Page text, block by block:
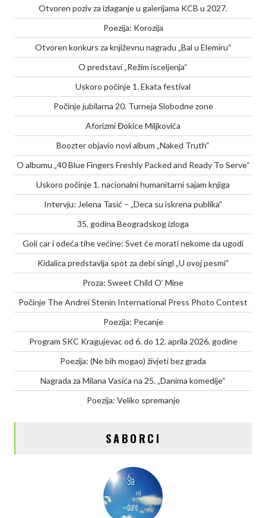
Otvoren poziv za izlaganje u galerijama KCB u 2027.
Poezija: Korozija
Otvoren konkurs za književnu nagradu „Bal u Elemiru“
O predstavi „Režim isceljenja“
Uskoro počinje 1. Ekata festival
Počinje jubilarna 20. Turneja Slobodne zone
Aforizmi Đokice Miljkovića
Boozter objavio novi album „Naked Truth“
O albumu „40 Blue Fingers Freshly Packed and Ready To Serve“
Uskoro počinje 1. nacionalni humanitarni sajam knjiga
Intervju: Jelena Tasić – „Deca su iskrena publika“
35. godina Beogradskog izloga
Goli car i odeća tihe većine: Svet će morati nekome da ugodi
Kidalica predstavlja spot za debi singl „U ovoj pesmi“
Proza: Sweet Child O’ Mine
Počinje The Andrei Stenin International Press Photo Contest
Poezija: Pecanje
Program SKC Kragujevac od 6. do 12. aprila 2026. godine
Poezija: (Ne bih mogao) živjeti bez grada
Nagrada za Milana Vasića na 25. „Danima komedije“
Poezija: Veliko spremanje
SABORCI